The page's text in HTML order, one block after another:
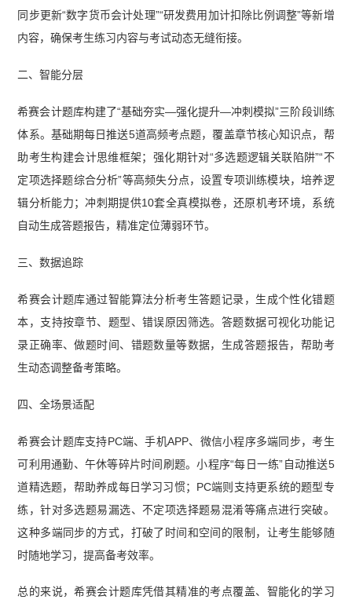
同步更新“数字货币会计处理”“研发费用加计扣除比例调整”等新增
内容，确保考生练习内容与考试动态无缝衔接。
二、智能分层
希赛会计题库构建了“基础夯实—强化提升—冲刺模拟”三阶段训练
体系。基础期每日推送5道高频考点题，覆盖章节核心知识点，帮
助考生构建会计思维框架；强化期针对“多选题逻辑关联陷阱”“不
定项选择题综合分析”等高频失分点，设置专项训练模块，培养逻
辑分析能力；冲刺期提供10套全真模拟卷，还原机考环境，系统
自动生成答题报告，精准定位薄弱环节。
三、数据追踪
希赛会计题库通过智能算法分析考生答题记录，生成个性化错题
本，支持按章节、题型、错误原因筛选。答题数据可视化功能记
录正确率、做题时间、错题数量等数据，生成答题报告，帮助考
生动态调整备考策略。
四、全场景适配
希赛会计题库支持PC端、手机APP、微信小程序多端同步，考生
可利用通勤、午休等碎片时间刷题。小程序“每日一练”自动推送5
道精选题，帮助养成每日学习习惯；PC端则支持更系统的题型专
练，针对多选题易漏选、不定项选择题易混淆等痛点进行突破。
这种多端同步的方式，打破了时间和空间的限制，让考生能够随
时随地学习，提高备考效率。
总的来说，希赛会计题库凭借其精准的考点覆盖、智能化的学习